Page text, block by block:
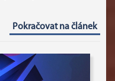
Pokračovat na článek